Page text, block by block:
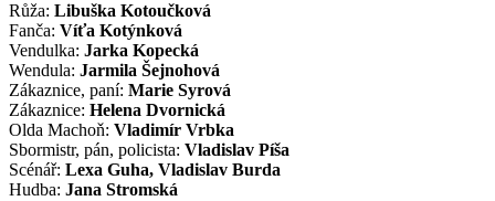
Růža: Libuška Kotoučková
Fanča: Víťa Kotýnková
Vendulka: Jarka Kopecká
Wendula: Jarmila Šejnohová
Zákaznice, paní: Marie Syrová
Zákaznice: Helena Dvornická
Olda Machoň: Vladimír Vrbka
Sbormistr, pán, policista: Vladislav Píša
Scénář: Lexa Guha, Vladislav Burda
Hudba: Jana Stromská